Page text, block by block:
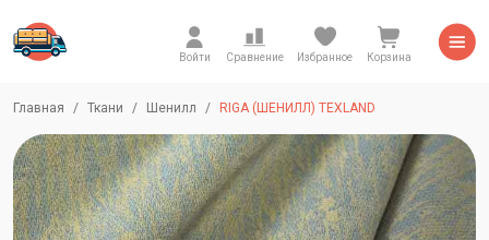
Войти Сравнение Избранное Корзина
Главная Ткани Шенилл RIGA (ШЕНИЛЛ) TEXLAND